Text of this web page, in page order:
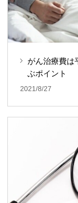
がん治療費は
ぶポイント
2021/8/27